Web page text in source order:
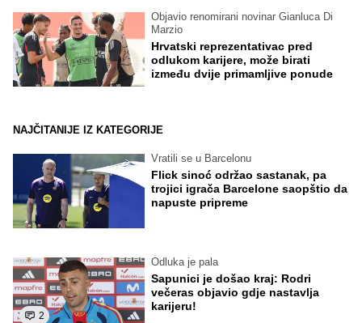
Objavio renomirani novinar Gianluca Di
Marzio
Hrvatski reprezentativac pred
odlukom karijere, može birati
između dvije primamljive ponude
NAJČITANIJE IZ KATEGORIJE
Vratili se u Barcelonu
Flick sinoć održao sastanak, pa
trojici igrača Barcelone saopštio da
napuste pripreme
2
Odluka je pala
Sapunici je došao kraj: Rodri
večeras objavio gdje nastavlja
karijeru!